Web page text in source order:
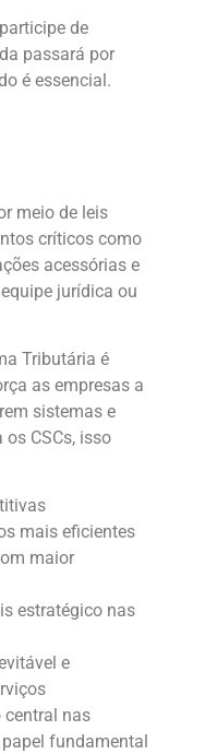
de
passará por
é essencial.
meio de leis
críticos como
acessórias e
jurídica ou
Tributária é
as empresas a
sistemas e
CSCs, isso
mais eficientes
maior
estratégico nas
e
central nas
fundamental